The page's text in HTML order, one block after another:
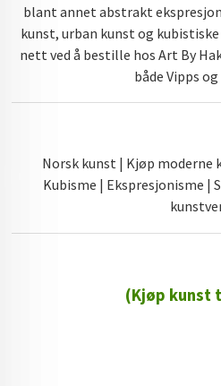
blant annet abstrakt
kunst, urban kunst og
nett ved å bestille hos Art By
både Vipps
Norsk kunst | Kjøp moderne
Kubisme | Ekspresjonisme |
(Kjøp kunst